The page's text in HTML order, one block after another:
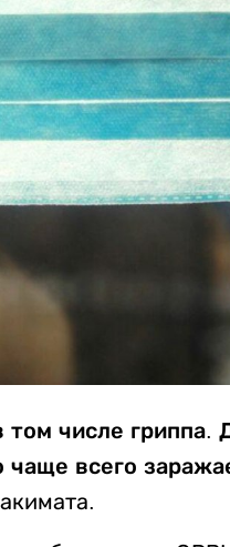
числе гриппа.
чаще всего